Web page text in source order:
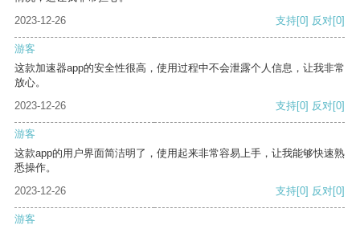
2023-12-26
支持[0] 反对[0]
游客
这款加速器app的安全性很高，使用过程中不会泄露个人信息，让我非常
放心。
2023-12-26
支持[0] 反对[0]
游客
这款app的用户界面简洁明了，使用起来非常容易上手，让我能够快速熟
悉操作。
2023-12-26
支持[0] 反对[0]
游客